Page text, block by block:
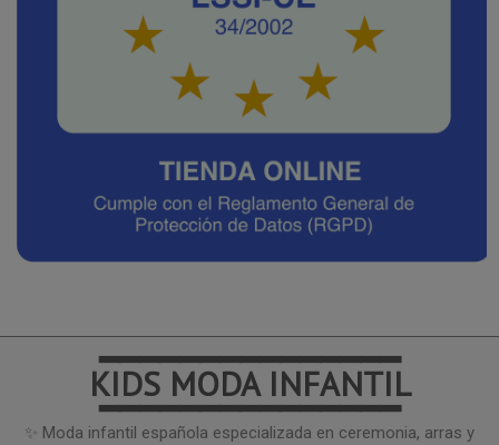
━━━━━━━━━━━━━━━
KIDS MODA INFANTIL
━━━━━━━━━━━━━━━
✨ Moda infantil española especializada en ceremonia, arras y